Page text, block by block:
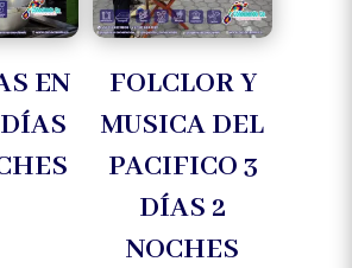
EN
FOLCLOR Y
MUSICA DEL
PACIFICO 3
DÍAS 2
NOCHES